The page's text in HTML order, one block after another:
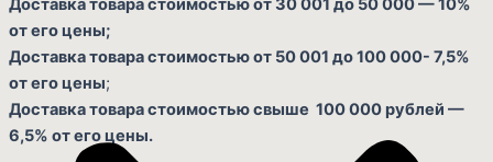
Доставка товара стоимостью от 30 001 до 50 000 — 10%
от его цены;
Доставка товара стоимостью от 50 001 до 100 000- 7,5%
от его цены;
Доставка товара стоимостью свыше 100 000 рублей —
6,5% от его цены.